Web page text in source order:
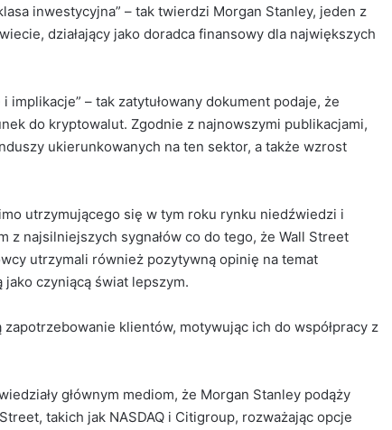
inwestycyjna” – tak twierdzi Morgan Stanley, jeden z
działający jako doradca finansowy dla największych
implikacje” – tak zatytułowany dokument podaje, że
do kryptowalut. Zgodnie z najnowszymi publikacjami,
ukierunkowanych na ten sektor, a także wzrost
utrzymującego się w tym roku rynku niedźwiedzi i
z najsilniejszych sygnałów co do tego, że Wall Street
utrzymali również pozytywną opinię na temat
czyniącą świat lepszym.
klientów, motywując ich do współpracy z
głównym mediom, że Morgan Stanley podąży
takich jak NASDAQ i Citigroup, rozważając opcje